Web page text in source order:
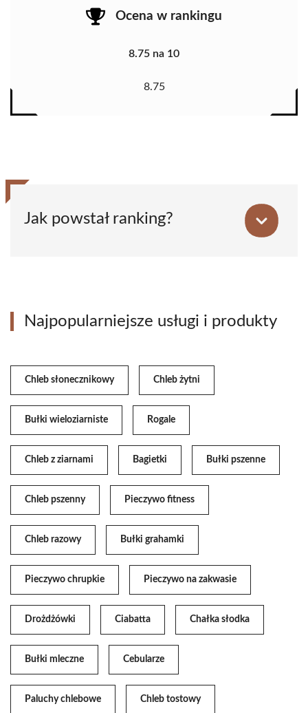
Ocena w rankingu
8.75 na 10
8.75
Jak powstał ranking?
Najpopularniejsze usługi i produkty
Chleb słonecznikowy Chleb żytni
Bułki wieloziarniste Rogale
Chleb z ziarnami Bagietki Bułki pszenne
Chleb pszenny Pieczywo fitness
Chleb razowy Bułki grahamki
Pieczywo chrupkie Pieczywo na zakwasie
Drożdżówki Ciabatta Chałka słodka
Bułki mleczne Cebularze
Paluchy chlebowe Chleb tostowy